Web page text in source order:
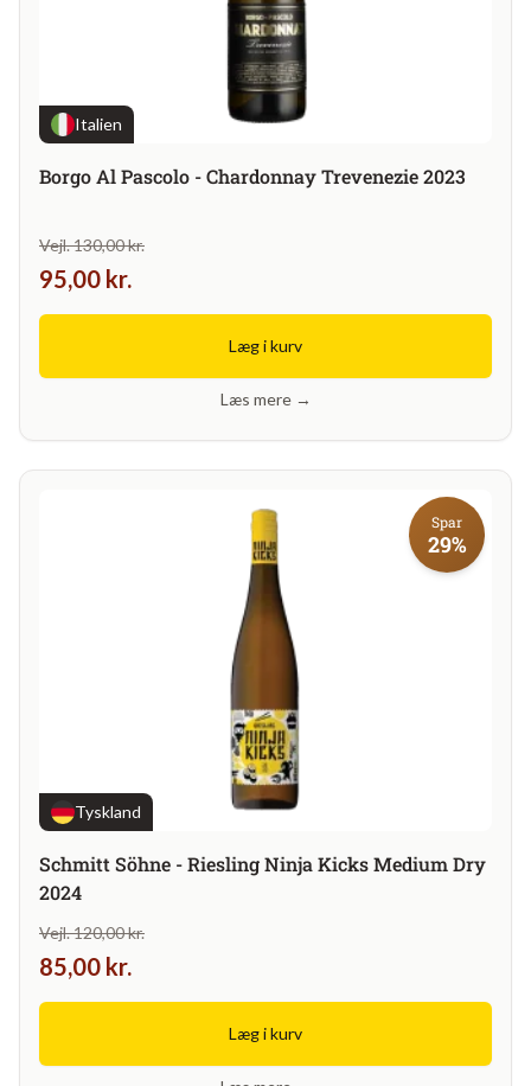
Italien
Borgo Al Pascolo - Chardonnay Trevenezie 2023
Vejl. 130,00 kr.
95,00 kr.
Læg i kurv
Læs mere →
Spar
29%
Tyskland
Schmitt Söhne - Riesling Ninja Kicks Medium Dry
2024
Vejl. 120,00 kr.
85,00 kr.
Læg i kurv